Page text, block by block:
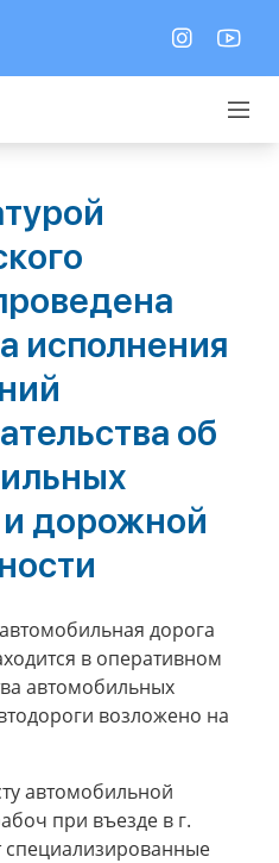
исполнения
об
и дорожной
дорога
в оперативном
автомобильных
возложено на
автомобильной
при въезде в г.
специализированные